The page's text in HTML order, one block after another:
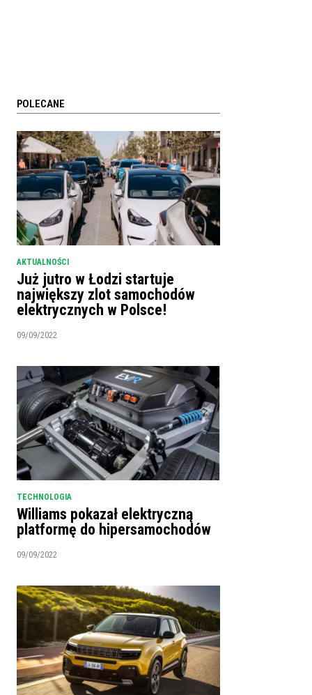
POLECANE
AKTUALNOŚCI
Już jutro w Łodzi startuje
największy zlot samochodów
elektrycznych w Polsce!
09/09/2022
TECHNOLOGIA
Williams pokazał elektryczną
platformę do hipersamochodów
09/09/2022